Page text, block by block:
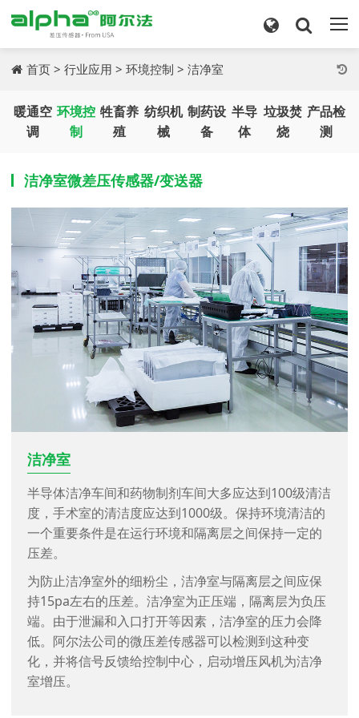
首页 > 行业应用 > 环境控制 > 洁净室
暖通空
调
环境控
制
牲畜养
殖
纺织机
械
制药设
备
半导
体
垃圾焚
烧
产品检
测
洁净室微差压传感器/变送器
洁净室
半导体洁净车间和药物制剂车间大多应达到100级清洁
度，手术室的清洁度应达到1000级。保持环境清洁的
一个重要条件是在运行环境和隔离层之间保持一定的
压差。
为防止洁净室外的细粉尘，洁净室与隔离层之间应保
持15pa左右的压差。洁净室为正压端，隔离层为负压
端。由于泄漏和入口打开等因素，洁净室的压力会降
低。阿尔法公司的微压差传感器可以检测到这种变
化，并将信号反馈给控制中心，启动增压风机为洁净
室增压。